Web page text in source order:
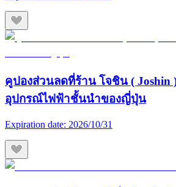
คูปองส่วนลดที่ร้าน โจชิน ( Joshin
อุปกรณ์ไฟฟ้าชั้นนำของญี่ปุ่น
Expiration date: 2026/10/31